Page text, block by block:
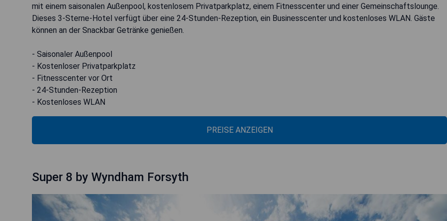
mit einem saisonalen Außenpool, kostenlosem Privatparkplatz, einem Fitnesscenter und einer Gemeinschaftslounge.
Dieses 3-Sterne-Hotel verfügt über eine 24-Stunden-Rezeption, ein Businesscenter und kostenloses WLAN. Gäste
können an der Snackbar Getränke genießen.
- Saisonaler Außenpool
- Kostenloser Privatparkplatz
- Fitnesscenter vor Ort
- 24-Stunden-Rezeption
- Kostenloses WLAN
PREISE ANZEIGEN
Super 8 by Wyndham Forsyth